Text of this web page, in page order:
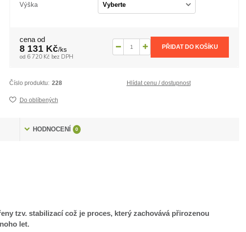
Výška
cena od
8 131 Kč/ks
od 6 720 Kč bez DPH
PŘIDAT DO KOŠÍKU
Číslo produktu: 228 Hlídat cenu / dostupnost
Do oblíbených
HODNOCENÍ 0
tzv. stabilizací což je proces, který zachovává přirozenou
let.